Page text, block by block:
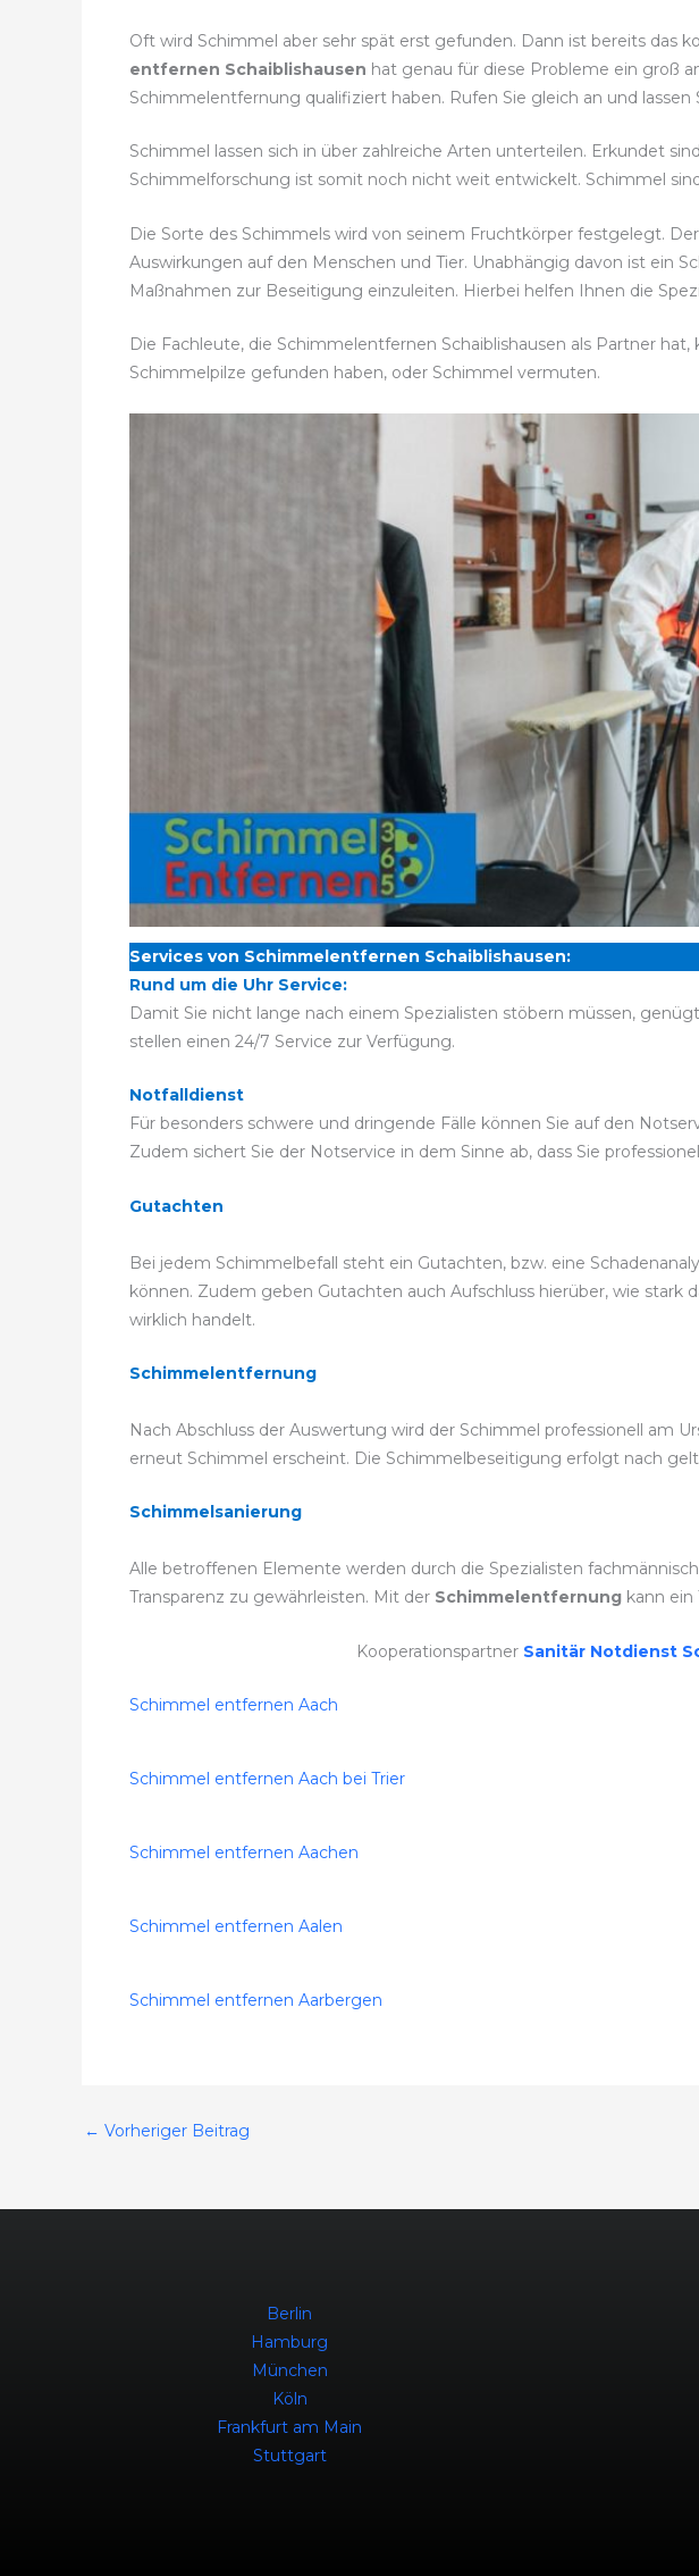
Oft wird Schimmel aber sehr spät erst gefunden. Dann ist bereits das
entfernen Schaiblishausen hat genau für diese Probleme ein groß
Schimmelentfernung qualifiziert haben. Rufen Sie gleich an und
Schimmel lassen sich in über zahlreiche Arten unterteilen. Erkundet
Schimmelforschung ist somit noch nicht weit entwickelt. Schimmel
Die Sorte des Schimmels wird von seinem Fruchtkörper festgelegt.
Auswirkungen auf den Menschen und Tier. Unabhängig davon ist
Maßnahmen zur Beseitigung einzuleiten. Hierbei helfen Ihnen die
Die Fachleute, die Schimmelentfernen Schaiblishausen als Partner
Schimmelpilze gefunden haben, oder Schimmel vermuten.
Services von Schimmelentfernen Schaiblishausen:
Rund um die Uhr Service:
Damit Sie nicht lange nach einem Spezialisten stöbern müssen,
stellen einen 24/7 Service zur Verfügung.
Notfalldienst
Für besonders schwere und dringende Fälle können Sie auf den
Zudem sichert Sie der Notservice in dem Sinne ab, dass Sie
Gutachten
Bei jedem Schimmelbefall steht ein Gutachten, bzw. eine
können. Zudem geben Gutachten auch Aufschluss hierüber, wie
wirklich handelt.
Schimmelentfernung
Nach Abschluss der Auswertung wird der Schimmel professionell am
erneut Schimmel erscheint. Die Schimmelbeseitigung erfolgt nach
Schimmelsanierung
Alle betroffenen Elemente werden durch die Spezialisten
Transparenz zu gewährleisten. Mit der Schimmelentfernung kann
Kooperationspartner Sanitär Notdienst
Schimmel entfernen Aach
Schimmel entfernen Aach bei Trier
Schimmel entfernen Aachen
Schimmel entfernen Aalen
Schimmel entfernen Aarbergen
← Vorheriger Beitrag
Berlin
Hamburg
München
Köln
Frankfurt am Main
Stuttgart